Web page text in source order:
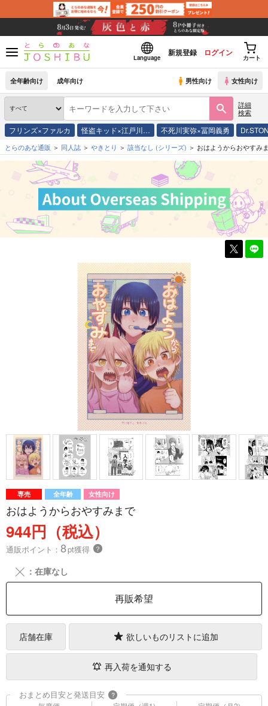
Language
新規登録 ログイン
カート
全年齢向け 成年向け 男性向け 女性向け
詳細
検索
フリンズ×ファルカ 怪盗キッド×江戸川… 不死川実弥×冨岡義勇
とらのあな通販 同人誌 やきとり 該当なし (シリーズ) おはようからおやすみ
専売 全年齢 女性向け
おはようからおやすみまで
944円（税込）
通販ポイント： 8pt獲得 ？
╳ ：在庫なし
再販希望
店舗在庫 欲しいものリストに追加
再入荷を通知する
おまとめ目安と発送目安 ?